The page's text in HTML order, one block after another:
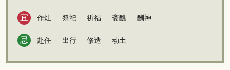
宜 作灶 祭祀 祈福 斋醮 酬神
忌 赴任 出行 修造 动土